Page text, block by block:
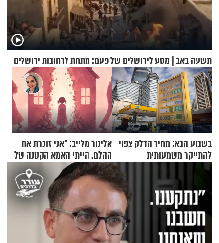
תשעה באב | מסע לירושלים של פעם: מתחת לרחובות ירושלים
בשבוע הבא: מחיר הדלק צפוי
להתייקר משמעותית
אלינור מלייב: "אני זוכרת את
ההלם. הייתי האמא הקטנה של
הבית"